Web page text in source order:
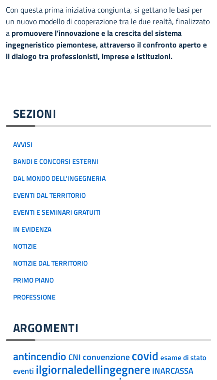
SEZIONI
AVVISI
BANDI E CONCORSI ESTERNI
DAL MONDO DELL'INGEGNERIA
EVENTI DAL TERRITORIO
EVENTI E SEMINARI GRATUITI
IN EVIDENZA
NOTIZIE
NOTIZIE DAL TERRITORIO
PRIMO PIANO
PROFESSIONE
ARGOMENTI
antincendioCNIconvenzionecovid esame di stato
eventi ilgiornaledellingegnereINARCASSA
Con questa prima iniziativa congiunta, si gettano le basi per
un nuovo modello di cooperazione tra le due realtà, finalizzato
a promuovere l’innovazione e la crescita del sistema
ingegneristico piemontese, attraverso il confronto aperto e
il dialogo tra professionisti, imprese e istituzioni.